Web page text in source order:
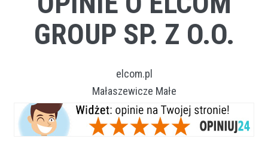
GROUP SP. Z O.O.
elcom.pl
Małaszewicze Małe